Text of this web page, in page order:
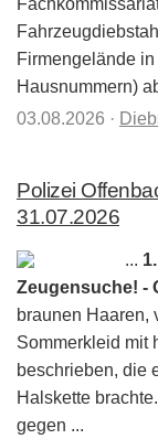
Firmengelände
Hausnummern)
03.08.2026 ·
Polizei
31.07.2026
...
Zeugensuche! -
braunen Haaren,
Sommerkleid mit
beschrieben, die
Halskette
gegen ...